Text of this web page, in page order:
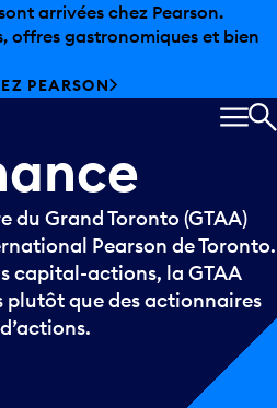
arrivées chez Pearson.
offres gastronomiques et bien
PEARSON
du Grand Toronto (GTAA)
Pearson de Toronto.
capital-actions, la GTAA
plutôt que des actionnaires